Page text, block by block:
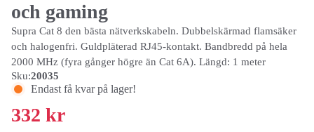
och gaming
Supra Cat 8 den bästa nätverkskabeln. Dubbelskärmad flamsäker
och halogenfri. Guldpläterad RJ45-kontakt. Bandbredd på hela
2000 MHz (fyra gånger högre än Cat 6A). Längd: 1 meter
Sku:20035
Endast få kvar på lager!
332 kr